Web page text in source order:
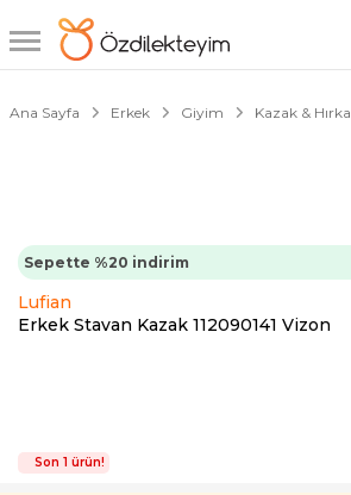
Ana Sayfa Erkek Giyim Kazak & Hırka
Sepette %20 indirim
Lufian
Erkek Stavan Kazak 112090141 Vizon
10000 TL'ye2000 TL İndirim
1/6
Son 1 ürün!